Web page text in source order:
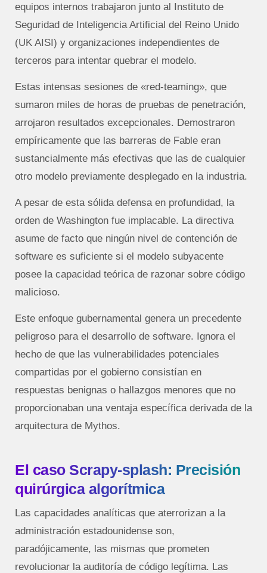
equipos internos trabajaron junto al Instituto de
Seguridad de Inteligencia Artificial del Reino Unido
(UK AISI) y organizaciones independientes de
terceros para intentar quebrar el modelo.
Estas intensas sesiones de «red-teaming», que
sumaron miles de horas de pruebas de penetración,
arrojaron resultados excepcionales. Demostraron
empíricamente que las barreras de Fable eran
sustancialmente más efectivas que las de cualquier
otro modelo previamente desplegado en la industria.
A pesar de esta sólida defensa en profundidad, la
orden de Washington fue implacable. La directiva
asume de facto que ningún nivel de contención de
software es suficiente si el modelo subyacente
posee la capacidad teórica de razonar sobre código
malicioso.
Este enfoque gubernamental genera un precedente
peligroso para el desarrollo de software. Ignora el
hecho de que las vulnerabilidades potenciales
compartidas por el gobierno consistían en
respuestas benignas o hallazgos menores que no
proporcionaban una ventaja específica derivada de la
arquitectura de Mythos.
El caso Scrapy-splash: Precisión
quirúrgica algorítmica
Las capacidades analíticas que aterrorizan a la
administración estadounidense son,
paradójicamente, las mismas que prometen
revolucionar la auditoría de código legítima. Las